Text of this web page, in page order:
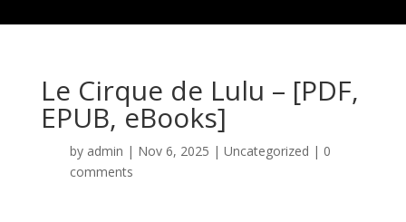
Le Cirque de Lulu – [PDF,
EPUB, eBooks]
by admin | Nov 6, 2025 | Uncategorized | 0
comments